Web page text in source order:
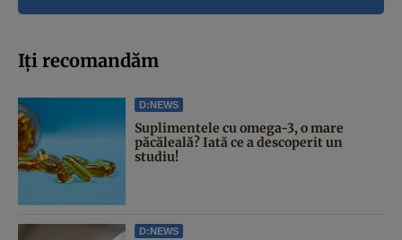
Iți recomandăm
D:NEWS
Suplimentele cu omega-3, o mare
păcăleală? Iată ce a descoperit un
studiu!
D:NEWS